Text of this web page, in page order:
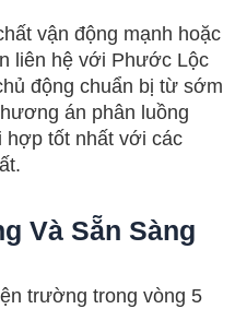
vận động mạnh hoặc
liên hệ với Phước Lộc
động chuẩn bị từ sớm
án phân luồng
hợp tốt nhất với các
Và Sẵn Sàng
trường trong vòng 5